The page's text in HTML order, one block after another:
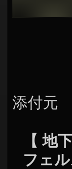
添付元
【 地
フェ